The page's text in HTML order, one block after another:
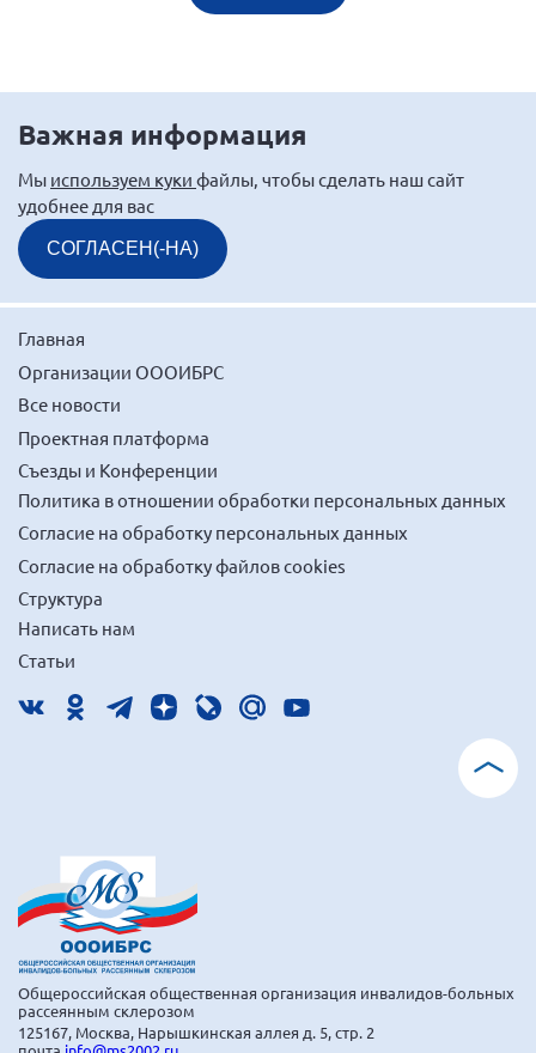
Важная информация
Мы используем куки файлы, чтобы сделать наш сайт
удобнее для вас
СОГЛАСЕН(-НА)
Главная
Организации ОООИБРС
Все новости
Проектная платформа
Съезды и Конференции
Политика в отношении обработки персональных данных
Согласие на обработку персональных данных
Согласие на обработку файлов cookies
Структура
Написать нам
Статьи
Общероссийская общественная организация инвалидов-больных
рассеянным склерозом
125167, Москва, Нарышкинская аллея д. 5, стр. 2